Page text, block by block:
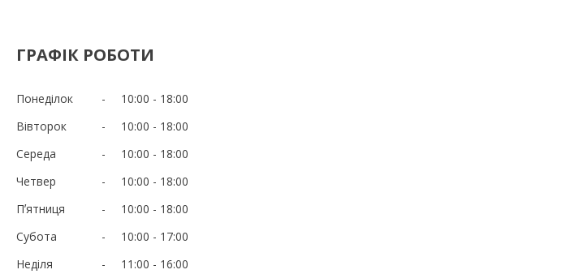
ГРАФІК РОБОТИ
Понеділок 10:00
18:00
Вівторок
10:00
18:00
Середа
10:00
18:00
Четвер
10:00
18:00
Пʼятниця
10:00
18:00
Субота
10:00
17:00
Неділя
11:00 16:00